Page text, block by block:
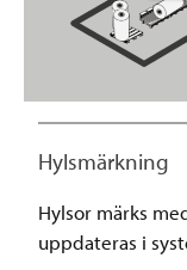
Hylsmärkning
Hylsor märks
uppdateras i